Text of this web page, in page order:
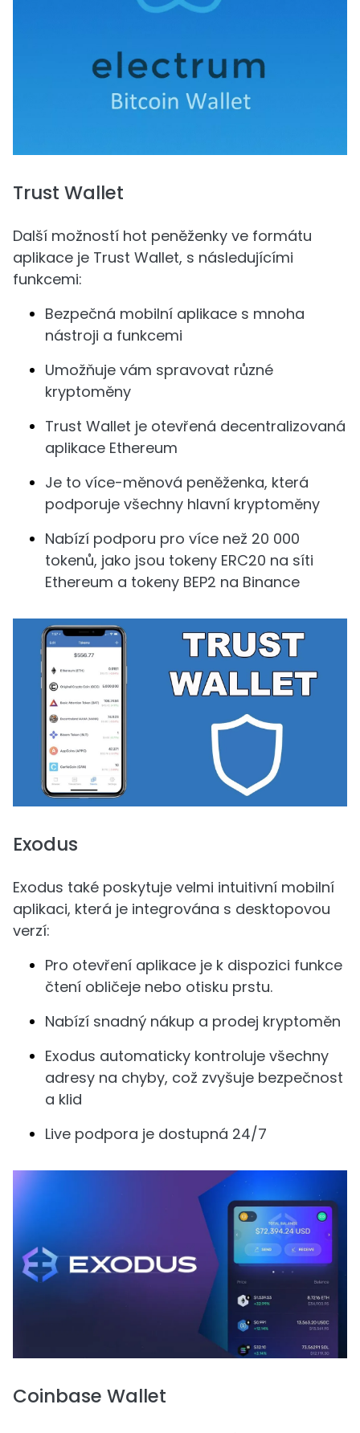
Trust Wallet
Další možností hot peněženky ve formátu
aplikace je Trust Wallet, s následujícími
funkcemi:
Bezpečná mobilní aplikace s mnoha
nástroji a funkcemi
Umožňuje vám spravovat různé
kryptoměny
Trust Wallet je otevřená decentralizovaná
aplikace Ethereum
Je to více-měnová peněženka, která
podporuje všechny hlavní kryptoměny
Nabízí podporu pro více než 20 000
tokenů, jako jsou tokeny ERC20 na síti
Ethereum a tokeny BEP2 na Binance
Exodus
Exodus také poskytuje velmi intuitivní mobilní
aplikaci, která je integrována s desktopovou
verzí:
Pro otevření aplikace je k dispozici funkce
čtení obličeje nebo otisku prstu.
Nabízí snadný nákup a prodej kryptoměn
Exodus automaticky kontroluje všechny
adresy na chyby, což zvyšuje bezpečnost
a klid
Live podpora je dostupná 24/7
Coinbase Wallet